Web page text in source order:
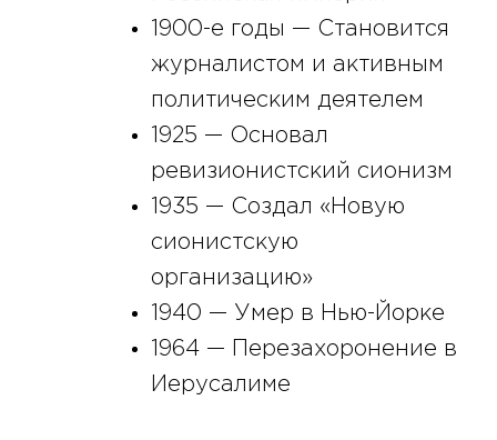
1900-е годы — Становится
журналистом и активным
политическим деятелем
1925 — Основал
ревизионистский сионизм
1935 — Создал «Новую
сионистскую
организацию»
1940 — Умер в Нью-Йорке
1964 — Перезахоронение в
Иерусалиме